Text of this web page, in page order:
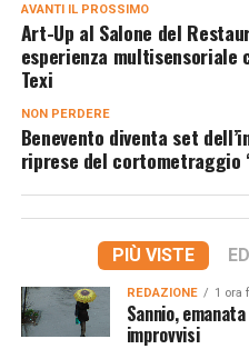
AVANTI IL ​​PROSSIMO
Art-Up al Salone del
esperienza
Texi
NON PERDERE
Benevento diventa set
riprese del cortometraggio
PIÙ VISTE
REDAZIONE 1 ora
Sannio,
improvvisi